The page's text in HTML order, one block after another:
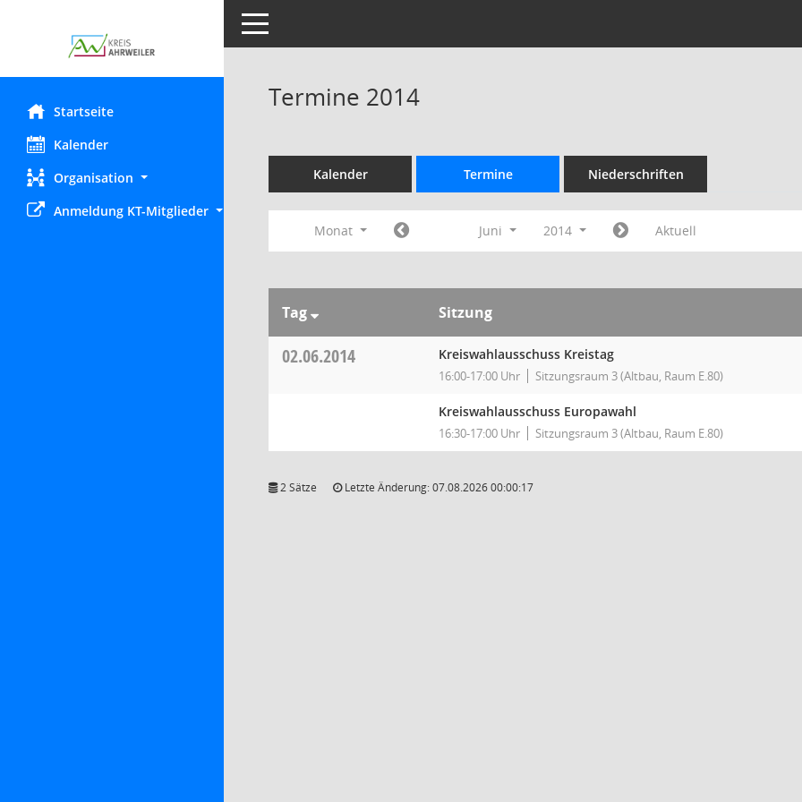
Startseite
Kalender
Organisation
Anmeldung KT-Mitglieder
Toggle navigation
Termine 2014
Kalender Termine Niederschriften
Monat Juni 2014 Aktuell
Tag Sitzung
02.06.2014 Kreiswahlausschuss Kreistag
16:00-17:00 Uhr Sitzungsraum 3 (Altbau, Raum E.80)
Kreiswahlausschuss Europawahl
16:30-17:00 Uhr Sitzungsraum 3 (Altbau, Raum E.80)
2 Sätze Letzte Änderung: 07.08.2026 00:00:17